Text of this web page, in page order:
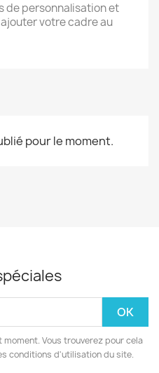
de personnalisation et
votre cadre au
pour le moment.
Vous trouverez pour cela
conditions d'utilisation du site.